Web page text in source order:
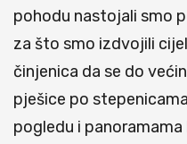
pohodu nastojali smo
za što smo izdvojili
činjenica da se do
pješice po
pogledu i